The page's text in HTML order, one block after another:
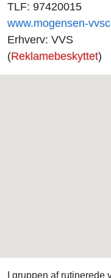
TLF: 97420015
www.mogensen-
Erhverv: VVS
(Reklamebeskyttet)
I gruppen af